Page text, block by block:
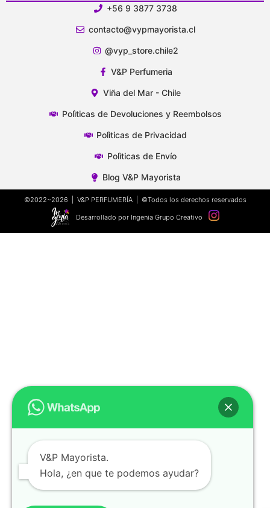
+56 9 3877 3738
contacto@vypmayorista.cl
@vyp_store.chile2
V&P Perfumeria
Viña del Mar - Chile
Polìticas de Devoluciones y Reembolsos
Polìticas de Privacidad
Polìticas de Envío
Blog V&P Mayorista
©2022~2026 | V&P PERFUMERÍA | ©Todos los derechos reservados
Desarrollado por Ingenia Grupo Creativo
V&P Mayorista.
Hola, ¿en que te podemos ayudar?